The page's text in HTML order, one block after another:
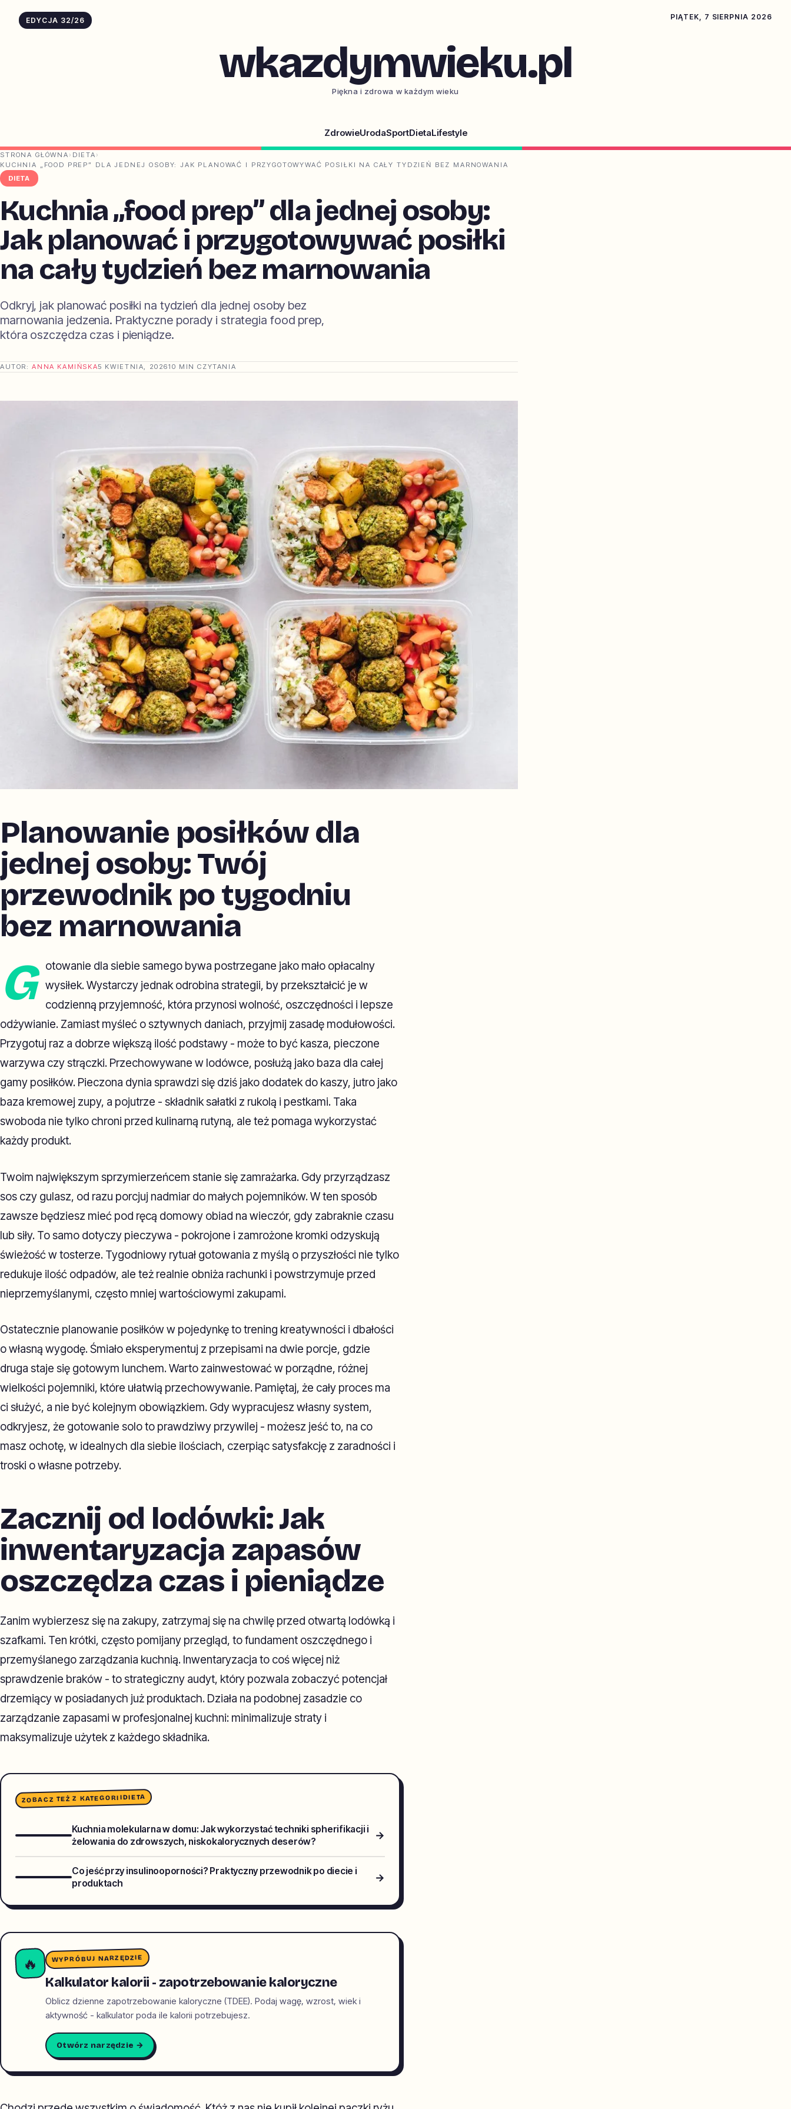
EDYCJA 32/26 PIĄTEK, 7 SIERPNIA 2026
wkazdymwieku.pl
Piękna i zdrowa w każdym wieku
ZdrowieUrodaSportDietaLifestyle
STRONA GŁÓWNA › DIETA ›
KUCHNIA „FOOD PREP” DLA JEDNEJ OSOBY: JAK PLANOWAĆ I PRZYGOTOWYWAĆ POSIŁKI NA CAŁY TYDZIEŃ BEZ MARNOWANIA
DIETA
Kuchnia „food prep” dla jednej osoby:
Jak planować i przygotowywać posiłki
na cały tydzień bez marnowania
Odkryj, jak planować posiłki na tydzień dla jednej osoby bez
marnowania jedzenia. Praktyczne porady i strategia food prep,
która oszczędza czas i pieniądze.
AUTOR:ANNA KAMIŃSKA5 KWIETNIA, 202610 MIN CZYTANIA
Planowanie posiłków dla
jednej osoby: Twój
przewodnik po tygodniu
bez marnowania
G
otowanie dla siebie samego bywa postrzegane jako mało opłacalny
wysiłek. Wystarczy jednak odrobina strategii, by przekształcić je w
codzienną przyjemność, która przynosi wolność, oszczędności i lepsze
odżywianie. Zamiast myśleć o sztywnych daniach, przyjmij zasadę modułowości.
Przygotuj raz a dobrze większą ilość podstawy - może to być kasza, pieczone
warzywa czy strączki. Przechowywane w lodówce, posłużą jako baza dla całej
gamy posiłków. Pieczona dynia sprawdzi się dziś jako dodatek do kaszy, jutro jako
baza kremowej zupy, a pojutrze - składnik sałatki z rukolą i pestkami. Taka
swoboda nie tylko chroni przed kulinarną rutyną, ale też pomaga wykorzystać
każdy produkt.
Twoim największym sprzymierzeńcem stanie się zamrażarka. Gdy przyrządzasz
sos czy gulasz, od razu porcjuj nadmiar do małych pojemników. W ten sposób
zawsze będziesz mieć pod ręcą domowy obiad na wieczór, gdy zabraknie czasu
lub siły. To samo dotyczy pieczywa - pokrojone i zamrożone kromki odzyskują
świeżość w tosterze. Tygodniowy rytuał gotowania z myślą o przyszłości nie tylko
redukuje ilość odpadów, ale też realnie obniża rachunki i powstrzymuje przed
nieprzemyślanymi, często mniej wartościowymi zakupami.
Ostatecznie planowanie posiłków w pojedynkę to trening kreatywności i dbałości
o własną wygodę. Śmiało eksperymentuj z przepisami na dwie porcje, gdzie
druga staje się gotowym lunchem. Warto zainwestować w porządne, różnej
wielkości pojemniki, które ułatwią przechowywanie. Pamiętaj, że cały proces ma
ci służyć, a nie być kolejnym obowiązkiem. Gdy wypracujesz własny system,
odkryjesz, że gotowanie solo to prawdziwy przywilej - możesz jeść to, na co
masz ochotę, w idealnych dla siebie ilościach, czerpiąc satysfakcję z zaradności i
troski o własne potrzeby.
Zacznij od lodówki: Jak
inwentaryzacja zapasów
oszczędza czas i pieniądze
Zanim wybierzesz się na zakupy, zatrzymaj się na chwilę przed otwartą lodówką i
szafkami. Ten krótki, często pomijany przegląd, to fundament oszczędnego i
przemyślanego zarządzania kuchnią. Inwentaryzacja to coś więcej niż
sprawdzenie braków - to strategiczny audyt, który pozwala zobaczyć potencjał
drzemiący w posiadanych już produktach. Działa na podobnej zasadzie co
zarządzanie zapasami w profesjonalnej kuchni: minimalizuje straty i
maksymalizuje użytek z każdego składnika.
ZOBACZ TEŻ Z KATEGORIIDIETA
Kuchnia molekularna w domu: Jak wykorzystać techniki spherifikacji i
żelowania do zdrowszych, niskokalorycznych deserów?
→
Co jeść przy insulinooporności? Praktyczny przewodnik po diecie i
produktach
→
🔥 WYPRÓBUJ NARZĘDZIE
Kalkulator kalorii - zapotrzebowanie kaloryczne
Oblicz dzienne zapotrzebowanie kaloryczne (TDEE). Podaj wagę, wzrost, wiek i
aktywność - kalkulator poda ile kalorii potrzebujesz.
Otwórz narzędzie →